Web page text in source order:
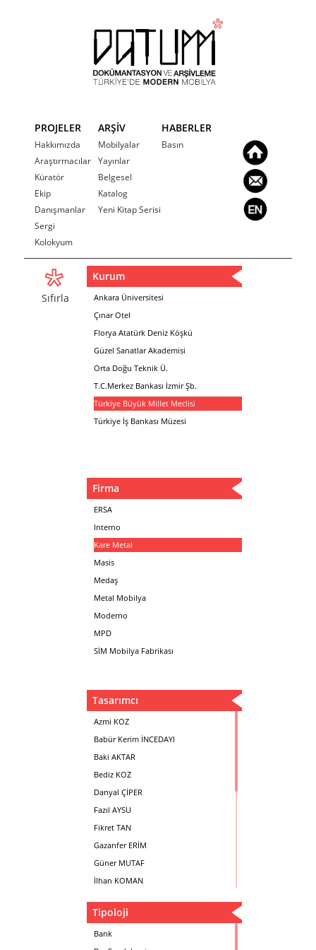
PROJELER
Hakkımızda
Araştırmacılar
Küratör
Ekip
Danışmanlar
Sergi
Kolokyum
ARŞİV
Mobilyalar
Yayınlar
Belgesel
Katalog
Yeni Kitap Serisi
HABERLER
Basın
Sıfırla
Kurum
Ankara Üniversitesi
Çınar Otel
Florya Atatürk Deniz Köşkü
Güzel Sanatlar Akademisi
Orta Doğu Teknik Ü.
T.C.Merkez Bankası İzmir Şb.
Türkiye Büyük Millet Meclisi
Türkiye İş Bankası Müzesi
Firma
ERSA
Interno
Kare Metal
Masis
Medaş
Metal Mobilya
Moderno
MPD
SİM Mobilya Fabrikası
Tasarımcı
Azmi KOZ
Babür Kerim İNCEDAYI
Baki AKTAR
Bediz KOZ
Danyal ÇİPER
Fazıl AYSU
Fikret TAN
Gazanfer ERİM
Güner MUTAF
İlhan KOMAN
Metin Atabey ATA
Minas BOYACIYAN
Tipoloji
Bank